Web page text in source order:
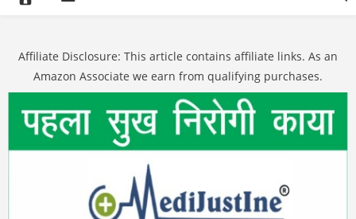
Affiliate Disclosure: This article contains affiliate links. As an
Amazon Associate we earn from qualifying purchases.